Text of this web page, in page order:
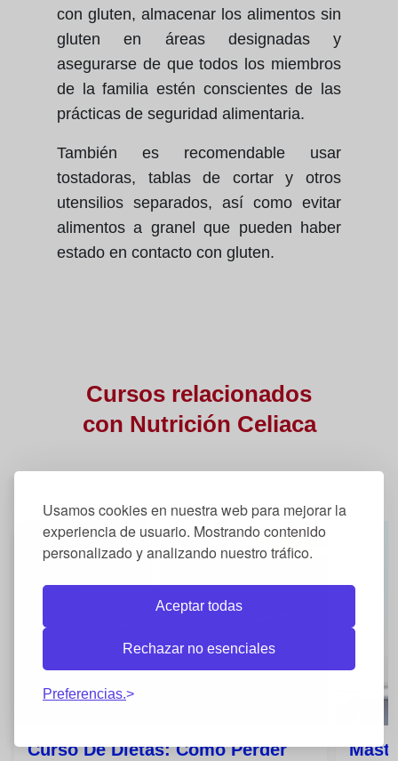
Usamos cookies en nuestra web para mejorar la
experiencia de usuario. Mostrando contenido
personalizado y analizando nuestro tráfico.
Aceptar todas
Rechazar no esenciales
Preferencias.
con gluten, almacenar los alimentos sin
gluten en áreas designadas y
asegurarse de que todos los miembros
de la familia estén conscientes de las
prácticas de seguridad alimentaria.
También es recomendable usar
tostadoras, tablas de cortar y otros
utensilios separados, así como evitar
alimentos a granel que pueden haber
estado en contacto con gluten.
Cursos relacionados
con Nutrición Celiaca
Curso De Dietas: Cómo Perder